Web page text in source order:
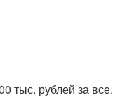
тыс. рублей за все.